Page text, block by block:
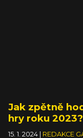
Jak zpětně
hry roku 2023?
15. 1. 2024 REDAKCE